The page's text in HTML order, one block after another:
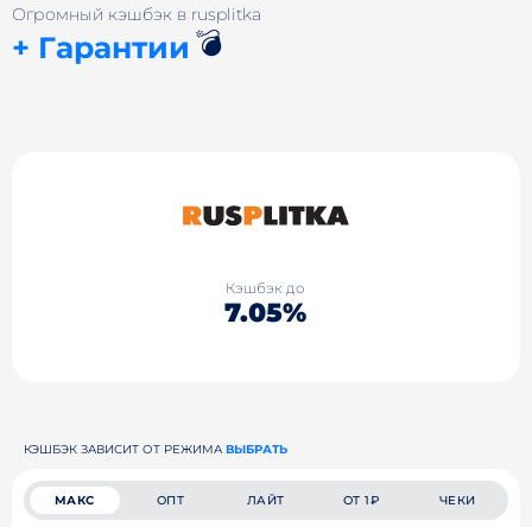
Огромный кэшбэк в rusplitka
+ Гарантии 💣
Кэшбэк до
7.05%
КЭШБЭК ЗАВИСИТ ОТ РЕЖИМА ВЫБРАТЬ
МАКС ОПТ ЛАЙТ ОТ 1₽ ЧЕКИ